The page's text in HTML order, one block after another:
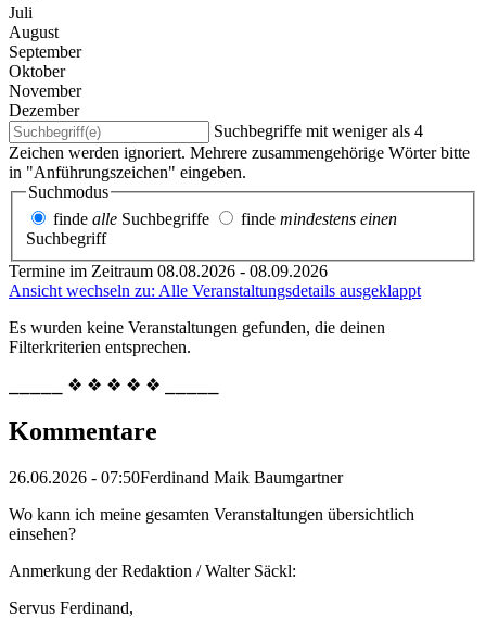
Juli
August
September
Oktober
November
Dezember
Suchbegriffe mit weniger als 4
Zeichen werden ignoriert. Mehrere zusammengehörige Wörter bitte
in "Anführungszeichen" eingeben.
Suchmodus
finde alle Suchbegriffe finde mindestens einen
Suchbegriff
Termine im Zeitraum 08.08.2026 - 08.09.2026
Ansicht wechseln zu: Alle Veranstaltungsdetails ausgeklappt
Es wurden keine Veranstaltungen gefunden, die deinen
Filterkriterien entsprechen.
⎯⎯⎯⎯⎯ ❖ ❖ ❖ ❖ ❖ ⎯⎯⎯⎯⎯
Kommentare
26.06.2026 - 07:50Ferdinand Maik Baumgartner
Wo kann ich meine gesamten Veranstaltungen übersichtlich
einsehen?
Anmerkung der Redaktion /Walter Säckl:
Servus Ferdinand,